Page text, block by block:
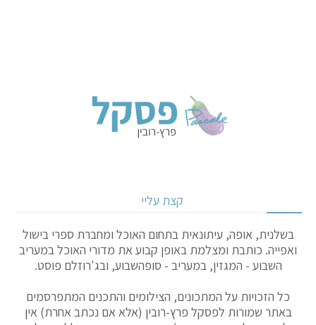
קצת עליי
בשלנית, אופה, עיתונאית בתחום האוכל ומחברת ספרי בישול
ואפייה. כותבת ומצלמת באופן קבוע את מדורי האוכל במעריב
השבוע - המגזין, במעריב - סופהשבוע, ובג'רוזלם פוסט.
כל הזכויות על המתכונים, הצילומים והתכנים המתפרסמים
באתר שמורות לפסקל פרץ-רובין (אלא אם נכתב אחרת) אין